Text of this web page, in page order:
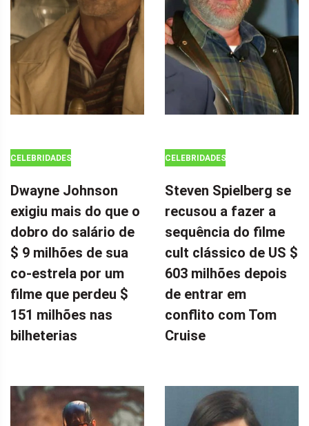
CELEBRIDADES
Dwayne Johnson
exigiu mais do que o
dobro do salário de
$ 9 milhões de sua
co-estrela por um
filme que perdeu $
151 milhões nas
bilheterias
CELEBRIDADES
Steven Spielberg se
recusou a fazer a
sequência do filme
cult clássico de US $
603 milhões depois
de entrar em
conflito com Tom
Cruise